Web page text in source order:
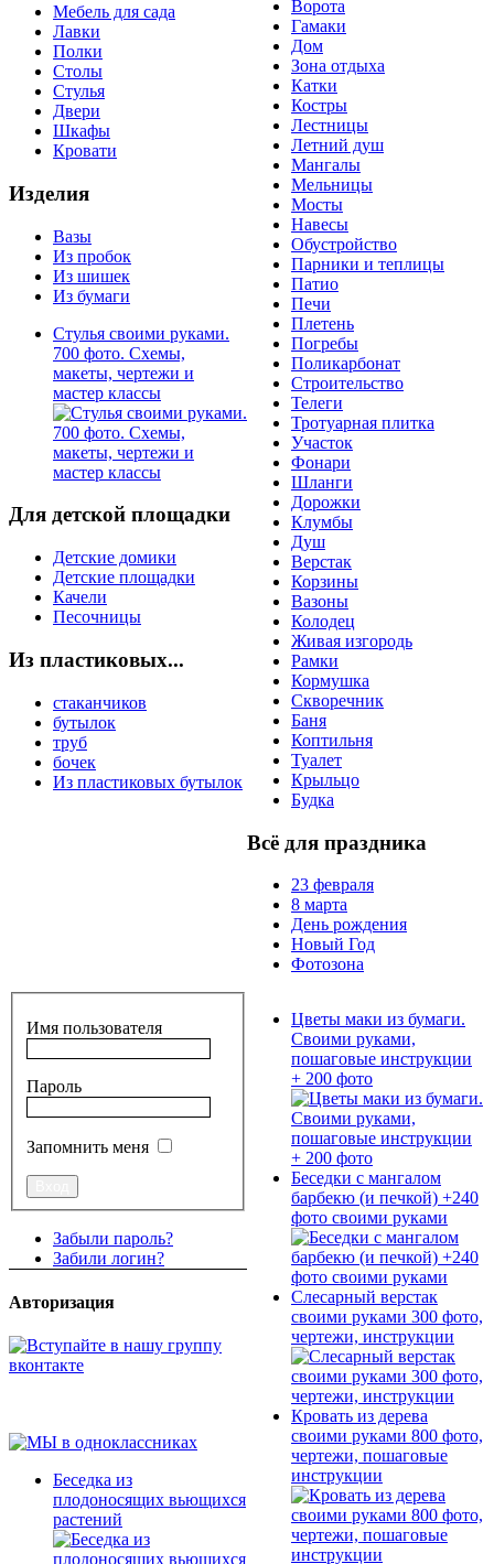
Мебель для сада
Лавки
Полки
Столы
Стулья
Двери
Шкафы
Кровати
Изделия
Вазы
Из пробок
Из шишек
Из бумаги
Стулья своими руками.
700 фото. Схемы,
макеты, чертежи и
мастер классы
Для детской площадки
Детские домики
Детские площадки
Качели
Песочницы
Из пластиковых...
стаканчиков
бутылок
труб
бочек
Из пластиковых бутылок
Ворота
Гамаки
Дом
Зона отдыха
Катки
Костры
Лестницы
Летний душ
Мангалы
Мельницы
Мосты
Навесы
Обустройство
Парники и теплицы
Патио
Печи
Плетень
Погребы
Поликарбонат
Строительство
Телеги
Тротуарная плитка
Участок
Фонари
Шланги
Дорожки
Клумбы
Душ
Верстак
Корзины
Вазоны
Колодец
Живая изгородь
Рамки
Кормушка
Скворечник
Баня
Коптильня
Туалет
Крыльцо
Будка
Всё для праздника
23 февраля
8 марта
День рождения
Новый Год
Фотозона
Имя пользователя
Пароль
Запомнить меня
Забыли пароль?
Забили логин?
Авторизация
Беседка из
плодоносящих вьющихся
растений
Цветы маки из бумаги.
Своими руками,
пошаговые инструкции
+ 200 фото
Беседки с мангалом
барбекю (и печкой) +240
фото своими руками
Слесарный верстак
своими руками 300 фото,
чертежи, инструкции
Кровать из дерева
своими руками 800 фото,
чертежи, пошаговые
инструкции